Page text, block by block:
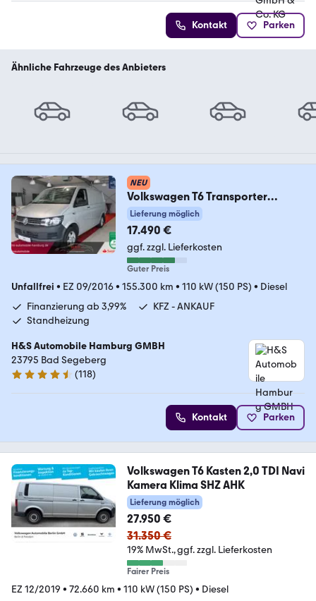
Kontakt Parken
Ähnliche Fahrzeuge des Anbieters
NEU
Volkswagen T6 Transporter
Kasten-Kombi Kasten* Sitzheizung
Lieferung möglich
17.490 €
ggf. zzgl. Lieferkosten
Guter Preis
Unfallfrei • EZ 09/2016• 155.300 km • 110 kW (150 PS) • Diesel
Finanzierung ab 3,99%
KFZ - ANKAUF
Standheizung
H&S Automobile Hamburg GMBH
23795 Bad Segeberg
4.6 Sterne
(118)
Kontakt Parken
Volkswagen T6 Kasten 2,0 TDI Navi
Kamera Klima SHZ AHK
Lieferung möglich
27.950 €
31.350 €
19% MwSt. ggf. zzgl. Lieferkosten
Fairer Preis
EZ 12/2019 • 72.660 km • 110 kW (150 PS) • Diesel